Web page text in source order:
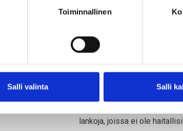
Toiminnallinen
Salli valinta Salli
Kaikki mohairimme on
Unionin sertifioiman
-standardin mukaisesti,
CU
Lanka tuotetaan eläinten
sosiaalisesti vastuullisesti.
eettisiä, teknisiä ja
lankoja, joissa ei ole